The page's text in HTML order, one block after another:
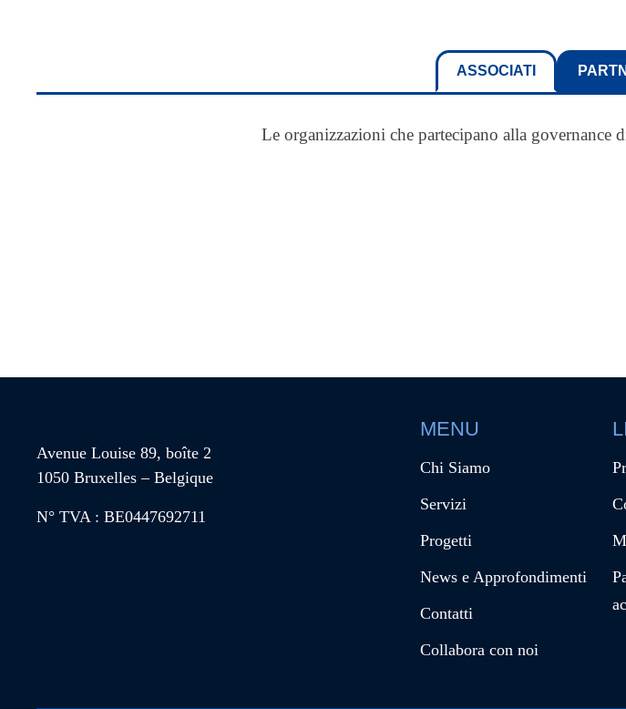
ASSOCIATI
Le organizzazioni che partecipano alla governance
Avenue Louise 89, boîte 2
1050 Bruxelles – Belgique
N° TVA : BE0447692711
MENU
Chi Siamo
Servizi
Progetti
News e Approfondimenti
Contatti
Collabora con noi